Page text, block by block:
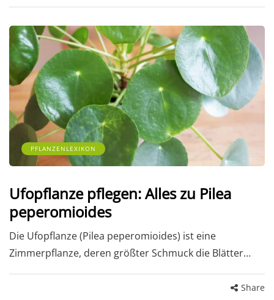
PFLANZENLEXIKON
Ufopflanze pflegen: Alles zu Pilea
peperomioides
Die Ufopflanze (Pilea peperomioides) ist eine
Zimmerpflanze, deren größter Schmuck die Blätter…
Share